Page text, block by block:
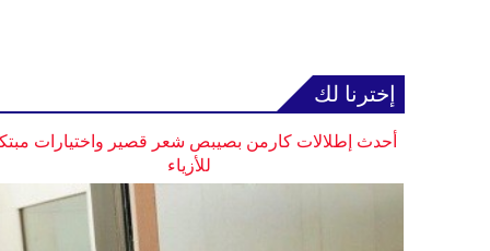
إخترنا لك
أحدث إطلالات كارمن بصيبص شعر قصير واختيارات
للأزياء